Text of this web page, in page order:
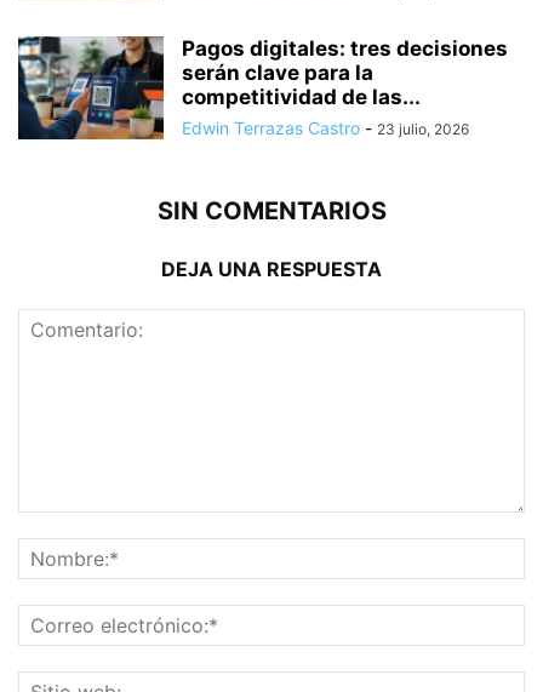
Pagos digitales: tres decisiones
serán clave para la
competitividad de las...
Edwin Terrazas Castro - 23 julio, 2026
SIN COMENTARIOS
DEJA UNA RESPUESTA